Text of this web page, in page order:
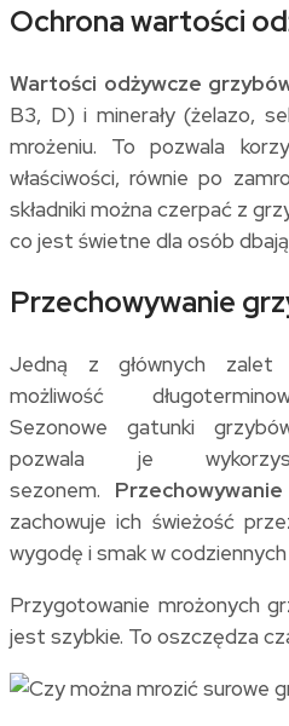
Ochrona wartości
Wartości odżywcze
B3, D) i minerały (żelazo,
mrożeniu. To pozwala
właściwości, równie po
składniki można czerpać z
co jest świetne dla osób
Przechowywanie
Jedną z głównych zalet
możliwość
Sezonowe gatunki
pozwala je
sezonem.
zachowuje ich świeżość
wygodę i smak w codziennych
Przygotowanie mrożonych
jest szybkie. To oszczędza